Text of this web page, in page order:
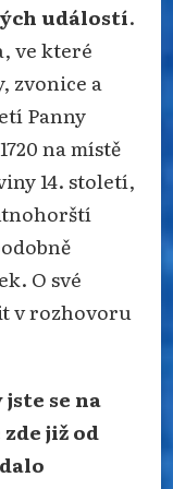
událostí.
ve které
zvonice a
Panny
na místě
14. století,
O své
v rozhovoru
se na
již od